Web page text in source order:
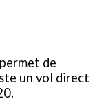
de
un vol direct